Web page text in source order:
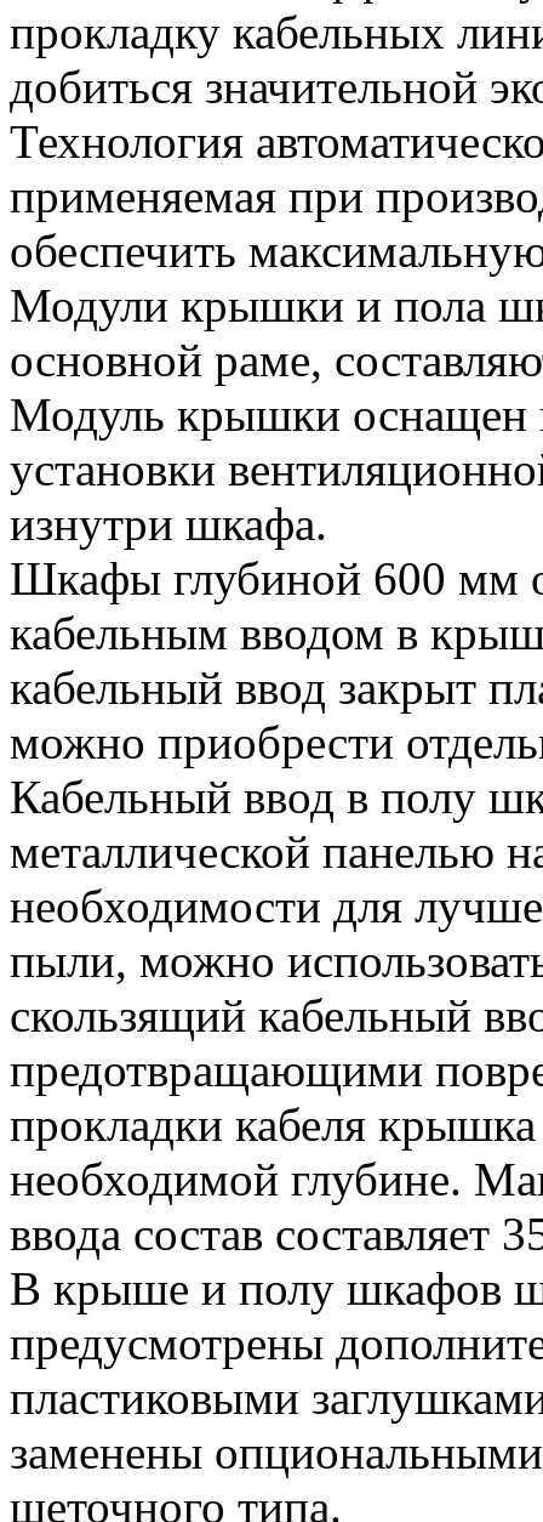
прокладку кабельных
добиться значительной
Технология
применяемая при
обеспечить
Модули крышки и пола
основной раме,
Модуль крышки оснащен
установки
изнутри шкафа.
Шкафы глубиной 600 мм
кабельным вводом в
кабельный ввод закрыт
можно приобрести
Кабельный ввод в полу
металлической панелью
необходимости для
пыли, можно
скользящий кабельный
предотвращающими
прокладки кабеля
необходимой глубине.
ввода состав составляет
В крыше и полу шкафов
предусмотрены
пластиковыми
заменены
щеточного типа.